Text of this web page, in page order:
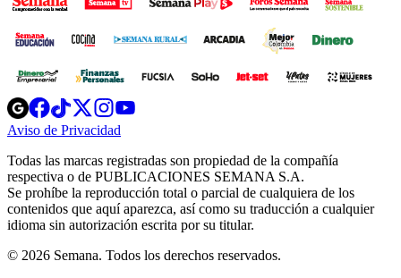
Opens
in
new
Opens
in
new
Opens
in
new
window
Opens
new
windowwindow
Aviso de Privacidad
new
window
Todas las marcas registradas son propiedad de la compañía
respectiva o de PUBLICACIONES SEMANA S.A.
Se prohíbe la reproducción total o parcial de cualquiera de los
contenidos que aquí aparezca, así como su traducción a cualquier
idioma sin autorización escrita por su titular.
© 2026 Semana. Todos los derechos reservados.